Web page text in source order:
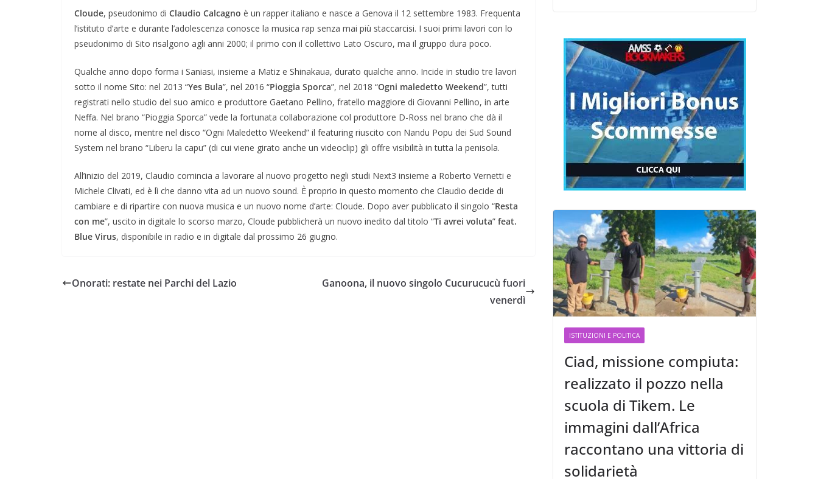
Cloude, pseudonimo di Claudio Calcagno è un rapper italiano e nasce a Genova il 12 settembre 1983. Frequenta
l’istituto d’arte e durante l’adolescenza conosce la musica rap senza mai più staccarcisi. I suoi primi lavori con lo
pseudonimo di Sito risalgono agli anni 2000; il primo con il collettivo Lato Oscuro, ma il gruppo dura poco.
Qualche anno dopo forma i Saniasi, insieme a Matiz e Shinakaua, durato qualche anno. Incide in studio tre lavori
sotto il nome Sito: nel 2013 “Yes Bula”, nel 2016 “Pioggia Sporca”, nel 2018 “Ogni maledetto Weekend”, tutti
registrati nello studio del suo amico e produttore Gaetano Pellino, fratello maggiore di Giovanni Pellino, in arte
Neffa. Nel brano “Pioggia Sporca” vede la fortunata collaborazione col produttore D-Ross nel brano che dà il
nome al disco, mentre nel disco “Ogni Maledetto Weekend” il featuring riuscito con Nandu Popu dei Sud Sound
System nel brano “Liberu la capu” (di cui viene girato anche un videoclip) gli offre visibilità in tutta la penisola.
All’inizio del 2019, Claudio comincia a lavorare al nuovo progetto negli studi Next3 insieme a Roberto Vernetti e
Michele Clivati, ed è lì che danno vita ad un nuovo sound. È proprio in questo momento che Claudio decide di
cambiare e di ripartire con nuova musica e un nuovo nome d’arte: Cloude. Dopo aver pubblicato il singolo “Resta
con me”, uscito in digitale lo scorso marzo, Cloude pubblicherà un nuovo inedito dal titolo “Ti avrei voluta” feat.
Blue Virus, disponibile in radio e in digitale dal prossimo 26 giugno.
Onorati: restate nei Parchi del Lazio
Ganoona, il nuovo singolo Cucurucucù fuori
venerdì
ISTITUZIONI E POLITICA
Ciad, missione compiuta:
realizzato il pozzo nella
scuola di Tikem. Le
immagini dall’Africa
raccontano una vittoria di
solidarietà